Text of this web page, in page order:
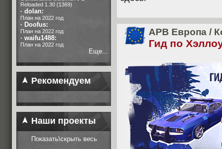
Reloaded 1.30 (1369)
· dolan:
План на 2022 год
· Doofus:
План на 2022 год
· waifu1488:
План на 2022 год
Еще...
Рекомендуем
Наши проекты
Показать\скрыть весь
APB Европа /
Гид по